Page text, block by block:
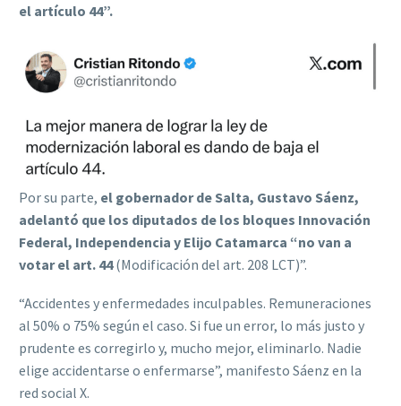
el artículo 44”.
Por su parte, el gobernador de Salta, Gustavo Sáenz,
adelantó que los diputados de los bloques Innovación
Federal, Independencia y Elijo Catamarca “no van a
votar el art. 44(Modificación del art. 208 LCT)”.
“Accidentes y enfermedades inculpables. Remuneraciones
al 50% o 75% según el caso. Si fue un error, lo más justo y
prudente es corregirlo y, mucho mejor, eliminarlo. Nadie
elige accidentarse o enfermarse”, manifesto Sáenz en la
red social X.